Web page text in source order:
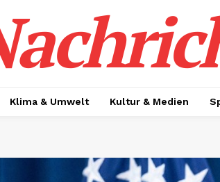
Klima & Umwelt Kultur & Medien